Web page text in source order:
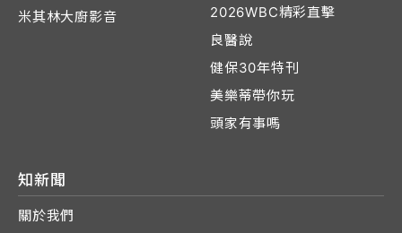
米其林大廚影音
2026WBC精彩直擊
良醫說
健保30年特刊
美樂蒂帶你玩
頭家有事嗎
知新聞
關於我們